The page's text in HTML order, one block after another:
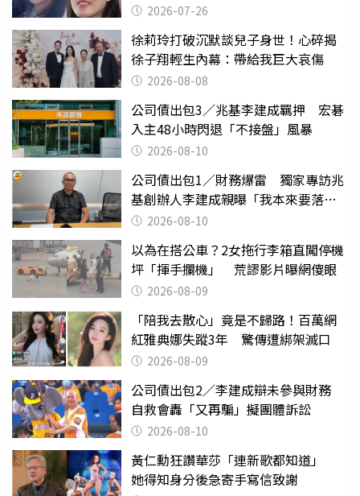
2026-07-26
徐莉玲打破沉默談兒子身世！心碎揭
徐子翔輕生內幕：帶給我巨大哀傷
2026-08-08
公司債出包3／兆基李建成羈押 宏碁
入主48小時閃退「不接盤」風暴
2026-08-10
公司債出包1／財務爆雷 獨家專訪兆
基創辦人李建成親曝「我本來要落
跑」2026-08-10
以為在搭公車？2女拖行李箱直闖停機
坪「揮手攔機」 荒謬影片曝網傻眼
2026-08-09
「陪我去散心」竟是不歸路！百萬網
紅雅典娜失蹤3年 驚傳遭綁架滅口
2026-08-09
公司債出包2／李建成辯未參與財務
自救會轟「又再騙」擬團體訴訟
2026-08-10
黃仁勳狂讚華莎「連新歌都知道」
她得知身分後急寄手寫信致謝